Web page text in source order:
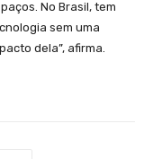
No Brasil, tem
sem uma
dela”, afirma.